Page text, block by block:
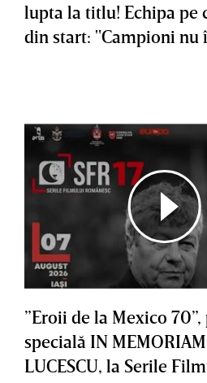
lupta la titlu! Echipa pe
din start: "Campioni nu
”Eroii de la Mexico
specială IN
LUCESCU, la Serile